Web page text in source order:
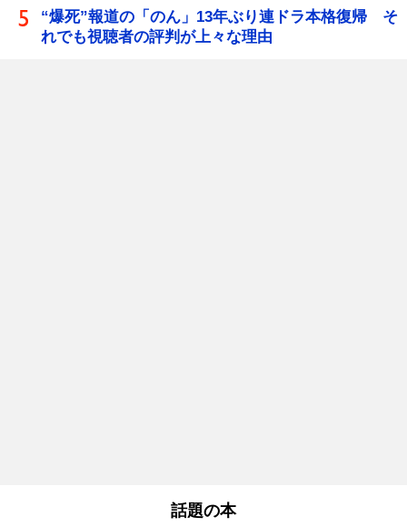
“爆死”報道の「のん」13年ぶり連ドラ本格復帰 そ
れでも視聴者の評判が上々な理由
話題の本